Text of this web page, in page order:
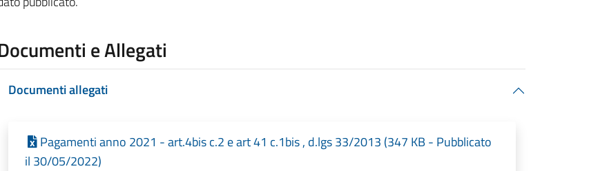
e Allegati
Documenti allegati
Pagamenti anno 2021 - art.4bis c.2 e art 41 c.1bis , d.lgs 33/2013 (347 KB - Pubblicato
il 30/05/2022)